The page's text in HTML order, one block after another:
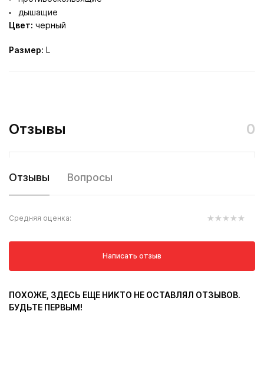
дышащие
Цвет: черный
Размер: L
Отзывы 0
Отзывы Вопросы
Средняя оценка:
Написать отзыв
ПОХОЖЕ, ЗДЕСЬ ЕЩЕ НИКТО НЕ ОСТАВЛЯЛ ОТЗЫВОВ.
БУДЬТЕ ПЕРВЫМ!